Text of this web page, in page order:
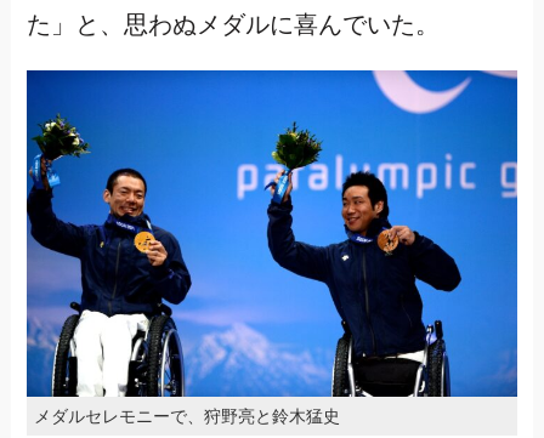
た」と、思わぬメダルに喜んでいた。
メダルセレモニーで、狩野亮と鈴木猛史